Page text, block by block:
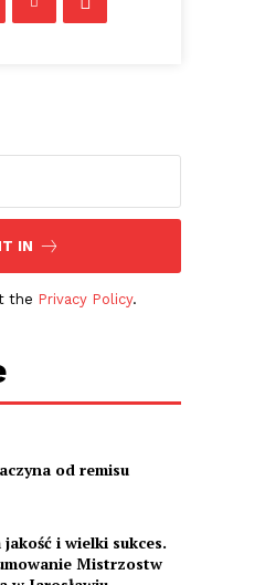
IN
the Privacy Policy.
od remisu
jakość i wielki sukces.
Mistrzostw